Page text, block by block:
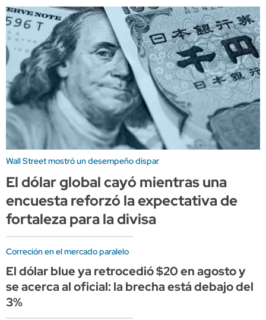
Wall Street mostró un desempeño dispar
El dólar global cayó mientras una
encuesta reforzó la expectativa de
fortaleza para la divisa
Correción en el mercado paralelo
El dólar blue ya retrocedió $20 en agosto y
se acerca al oficial: la brecha está debajo del
3%